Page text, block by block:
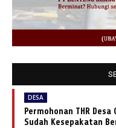
DESA
Permohonan THR
Sudah Kesepakatan